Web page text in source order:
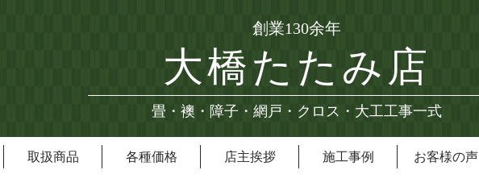
創業130余年
大橋たたみ店
畳・襖・障子・網戸・クロス・大工工事一式
取扱商品 各種価格 店主挨拶 施工事例 お客様の声